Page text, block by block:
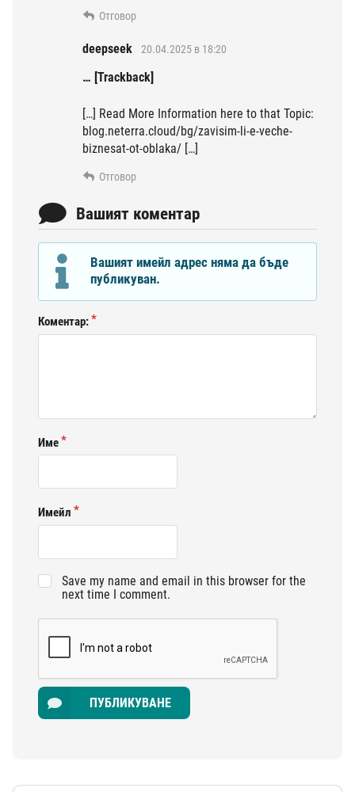
Отговор
deepseek 20.04.2025 в 18:20
… [Trackback]
[…] Read More Information here to that Topic:
blog.neterra.cloud/bg/zavisim-li-e-veche-
biznesat-ot-oblaka/ […]
Отговор
Вашият коментар
Вашият имейл адрес няма да бъде
публикуван.
Коментар:
Име
Имейл
Save my name and email in this browser for the
next time I comment.
ПУБЛИКУВАНЕ